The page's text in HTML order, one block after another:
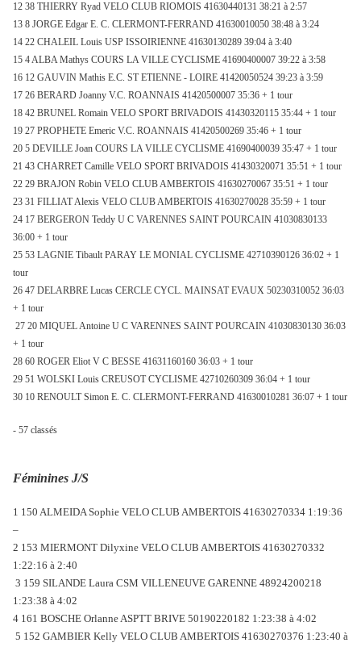
12 38 THIERRY Ryad VELO CLUB RIOMOIS 41630440131 38:21 à 2:57
13 8 JORGE Edgar E. C. CLERMONT-FERRAND 41630010050 38:48 à 3:24
14 22 CHALEIL Louis USP ISSOIRIENNE 41630130289 39:04 à 3:40
15 4 ALBA Mathys COURS LA VILLE CYCLISME 41690400007 39:22 à 3:58
16 12 GAUVIN Mathis E.C. ST ETIENNE - LOIRE 41420050524 39:23 à 3:59
17 26 BERARD Joanny V.C. ROANNAIS 41420500007 35:36 + 1 tour
18 42 BRUNEL Romain VELO SPORT BRIVADOIS 41430320115 35:44 + 1 tour
19 27 PROPHETE Emeric V.C. ROANNAIS 41420500269 35:46 + 1 tour
20 5 DEVILLE Joan COURS LA VILLE CYCLISME 41690400039 35:47 + 1 tour
21 43 CHARRET Camille VELO SPORT BRIVADOIS 41430320071 35:51 + 1 tour
22 29 BRAJON Robin VELO CLUB AMBERTOIS 41630270067 35:51 + 1 tour
23 31 FILLIAT Alexis VELO CLUB AMBERTOIS 41630270028 35:59 + 1 tour
24 17 BERGERON Teddy U C VARENNES SAINT POURCAIN 41030830133
36:00 + 1 tour
25 53 LAGNIE Tibault PARAY LE MONIAL CYCLISME 42710390126 36:02 + 1
tour
26 47 DELARBRE Lucas CERCLE CYCL. MAINSAT EVAUX 50230310052 36:03
+ 1 tour
27 20 MIQUEL Antoine U C VARENNES SAINT POURCAIN 41030830130 36:03
+ 1 tour
28 60 ROGER Eliot V C BESSE 41631160160 36:03 + 1 tour
29 51 WOLSKI Louis CREUSOT CYCLISME 42710260309 36:04 + 1 tour
30 10 RENOULT Simon E. C. CLERMONT-FERRAND 41630010281 36:07 + 1 tour
- 57 classés
Féminines J/S
1 150 ALMEIDA Sophie VELO CLUB AMBERTOIS 41630270334 1:19:36
–
2 153 MIERMONT Dilyxine VELO CLUB AMBERTOIS 41630270332
1:22:16 à 2:40
3 159 SILANDE Laura CSM VILLENEUVE GARENNE 48924200218
1:23:38 à 4:02
4 161 BOSCHE Orlanne ASPTT BRIVE 50190220182 1:23:38 à 4:02
5 152 GAMBIER Kelly VELO CLUB AMBERTOIS 41630270376 1:23:40 à